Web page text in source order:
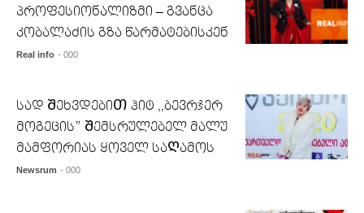
პროფესიონალიზმი – გვანცა
კობალაძის გზა წარმატებისკენ
Real info - 000
სად ᲨეხვდებიᲗ ჰიტ ,,ბევრჯერ
მოგეცის” Შემსრულებელ მალუ
მამფორიას ყოველ საᲦამოს
Newsrum - 000